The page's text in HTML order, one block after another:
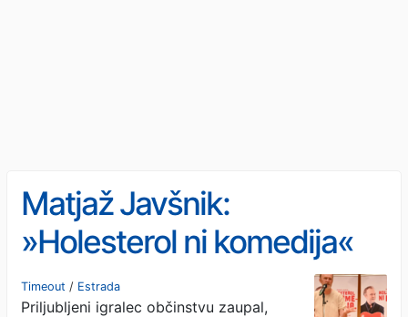
Matjaž Javšnik:
»Holesterol ni komedija«
(FOTO)
Timeout / Estrada
Priljubljeni igralec občinstvu zaupal,